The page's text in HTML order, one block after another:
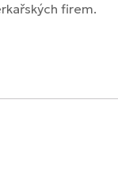
firem.